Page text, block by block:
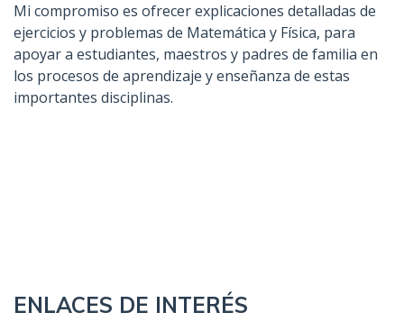
Mi compromiso es ofrecer explicaciones detalladas de
ejercicios y problemas de Matemática y Física, para
apoyar a estudiantes, maestros y padres de familia en
los procesos de aprendizaje y enseñanza de estas
importantes disciplinas.
ENLACES DE INTERÉS